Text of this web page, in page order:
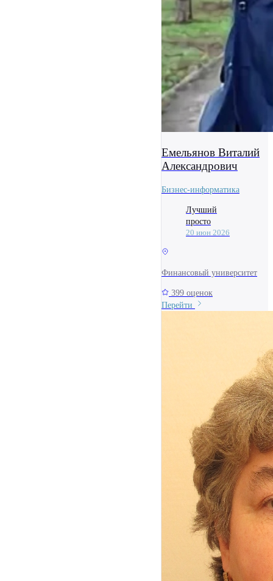
Емельянов Виталий
Александрович
Бизнес-информатика
Лучший
просто
20 июн 2026
Финансовый университет
399 оценок
Перейти